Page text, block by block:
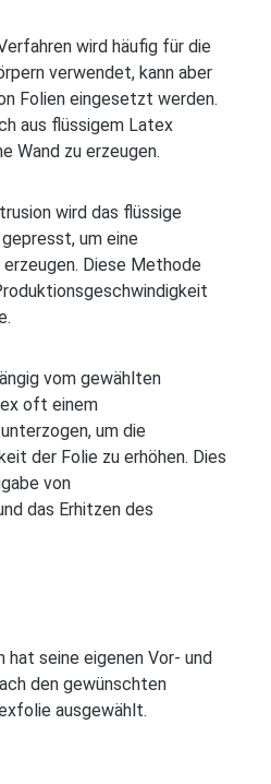
wird häufig für die
verwendet, kann aber
Folien eingesetzt werden.
aus flüssigem Latex
Wand zu erzeugen.
wird das flüssige
um eine
Diese Methode
vom gewählten
oft einem
um die
der Folie zu erhöhen. Dies
von
das Erhitzen des
hat seine eigenen Vor- und
den gewünschten
ausgewählt.